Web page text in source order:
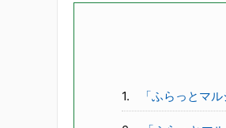
「ふらっとマ